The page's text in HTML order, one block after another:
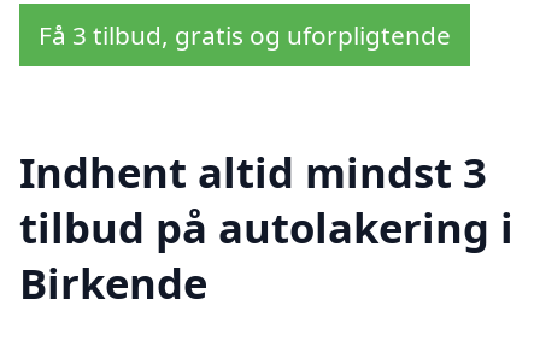
Få 3 tilbud, gratis og uforpligtende
Indhent altid mindst 3
tilbud på autolakering i
Birkende